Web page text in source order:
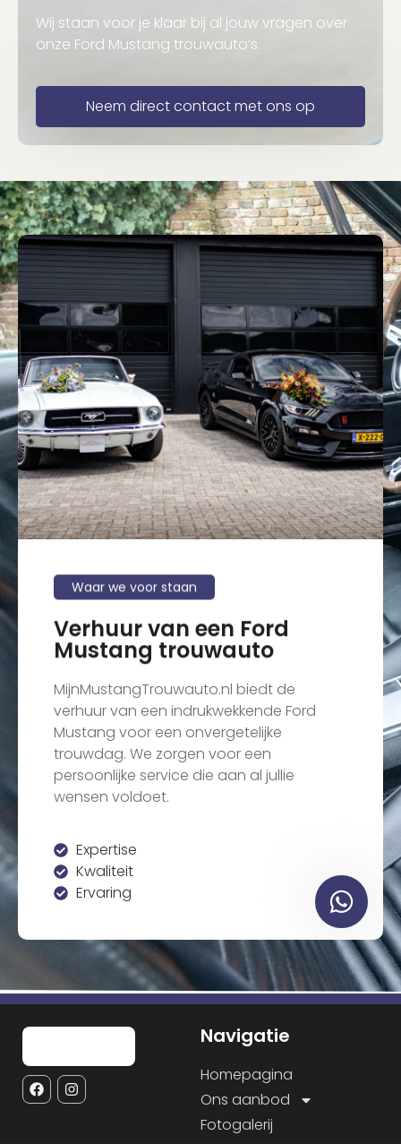
Wij staan voor je klaar bij al jouw vragen over
onze Ford Mustang trouwauto’s.
Neem direct contact met ons op
Waar we voor staan
Verhuur van een Ford
Mustang trouwauto
MijnMustangTrouwauto.nl biedt de
verhuur van een indrukwekkende Ford
Mustang voor een onvergetelijke
trouwdag. We zorgen voor een
persoonlijke service die aan al jullie
wensen voldoet.
Expertise
Kwaliteit
Ervaring
Navigatie
Homepagina
Ons aanbod
Fotogalerij